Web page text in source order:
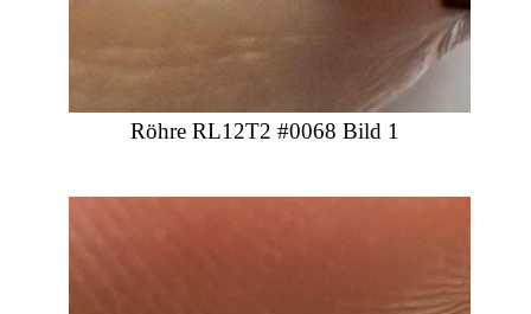
Röhre RL12T2 #0068 Bild 1